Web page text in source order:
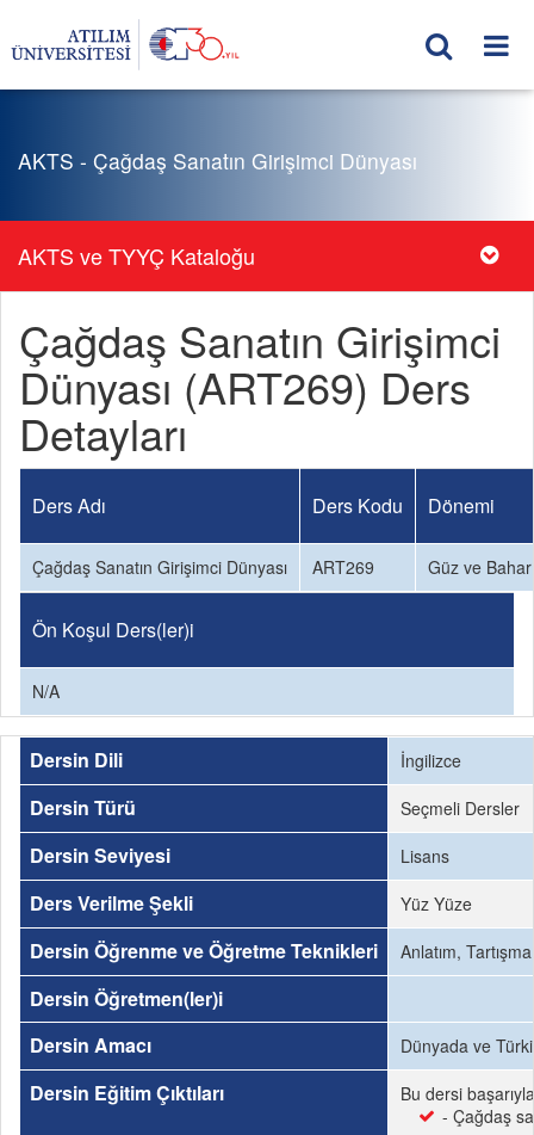
AKTS - Çağdaş Sanatın Girişimci Dünyası
AKTS ve TYYÇ Kataloğu
Çağdaş Sanatın Girişimci
Dünyası (ART269) Ders
Detayları
Ders Adı Ders Kodu Dönemi
Çağdaş Sanatın Girişimci Dünyası ART269 Güz ve Bahar
Ön Koşul Ders(ler)i
N/A
Dersin Dili İngilizce
Dersin Türü Seçmeli Dersler
Dersin Seviyesi Lisans
Ders Verilme Şekli Yüz Yüze
Dersin Öğrenme ve Öğretme Teknikleri Anlatım,
Dersin Öğretmen(ler)i
Dersin Amacı
Dünyada ve
Dersin Eğitim Çıktıları
Bu dersi
- Çağdaş